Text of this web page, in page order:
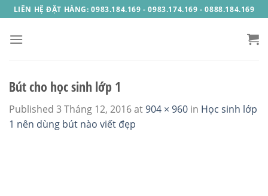
Skip
to
content
LIÊN HỆ ĐẶT HÀNG: 0983.184.169 - 0983.174.169 - 0888.184.169
Bút cho học sinh lớp 1
Published 3 Tháng 12, 2016at904 × 960 in Học sinh lớp
1 nên dùng bút nào viết đẹp